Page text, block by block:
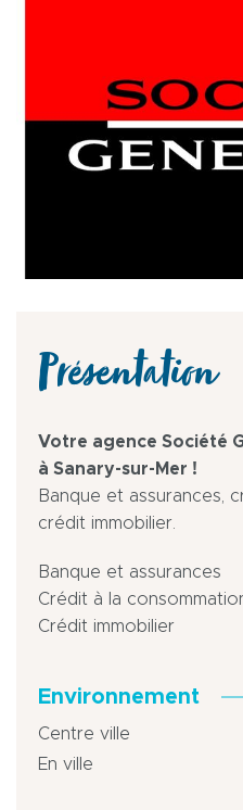
Présentation
Votre agence Société
à Sanary-sur-Mer !
Banque et assurances,
crédit immobilier.
Banque et assurances
Crédit à la
Crédit immobilier
Environnement
Centre ville
En ville